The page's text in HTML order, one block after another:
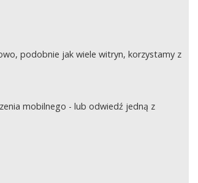
podobnie jak wiele witryn, korzystamy z
mobilnego - lub odwiedź jedną z